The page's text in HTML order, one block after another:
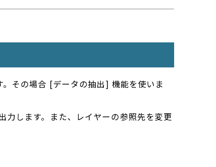
その場合 [データの抽出] 機能を使いま
力します。また、レイヤーの参照先を変更